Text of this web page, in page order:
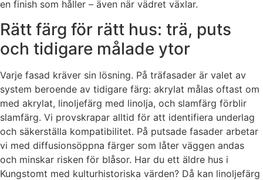
en finish som håller – även när vädret växlar.
Rätt färg för rätt hus: trä, puts
och tidigare målade ytor
Varje fasad kräver sin lösning. På träfasader är valet av
system beroende av tidigare färg: akrylat målas oftast om
med akrylat, linoljefärg med linolja, och slamfärg förblir
slamfärg. Vi provskrapar alltid för att identifiera underlag
och säkerställa kompatibilitet. På putsade fasader arbetar
vi med diffusionsöppna färger som låter väggen andas
och minskar risken för blåsor. Har du ett äldre hus i
Kungstomt med kulturhistoriska värden? Då kan linoljefärg